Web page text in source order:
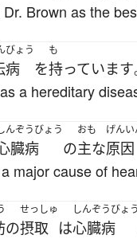
Brown as the
びょう
病 を
も
持っています
a hereditary
んぞうびょう
臓病 の
おも
主な
げんい
原因
major cause of
の
せっしゅ
摂取 は
しんぞうびょう
心臓病